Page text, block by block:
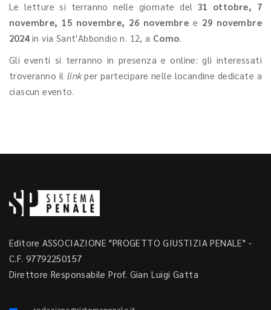
Le letture si terranno nelle giornate del 31 ottobre, 7
novembre, 15 novembre, 26 novembre e 29 novembre
2024in via Sant'Abbondio n. 12, a Como.
Gli eventi si terranno in presenza e online: gli interessati
troveranno il linkper partecipare nelle locandine dedicate a
ciascun evento.
Editore ASSOCIAZIONE "PROGETTO GIUSTIZIA PENALE" -
C.F. 97792250157
Direttore Responsabile Prof. Gian Luigi Gatta